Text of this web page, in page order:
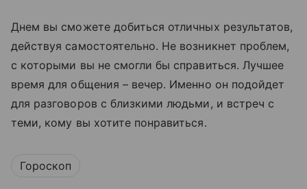
Днем вы сможете добиться отличных результатов,
действуя самостоятельно. Не возникнет проблем,
с которыми вы не смогли бы справиться. Лучшее
время для общения – вечер. Именно он подойдет
для разговоров с близкими людьми, и встреч с
теми, кому вы хотите понравиться.
Гороскоп